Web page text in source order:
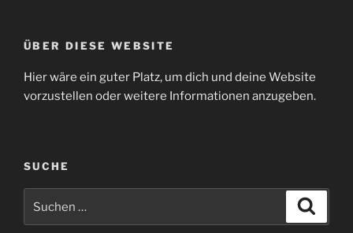
ÜBER DIESE WEBSITE
Hier wäre ein guter Platz, um dich und deine Website
vorzustellen oder weitere Informationen anzugeben.
SUCHE
nach: